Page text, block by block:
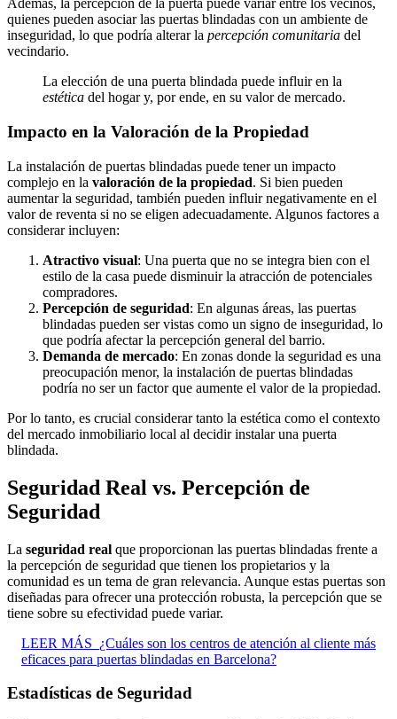
Además, la percepción de la puerta puede variar entre los vecinos,
quienes pueden asociar las puertas blindadas con un ambiente de
inseguridad, lo que podría alterar la percepción comunitaria del
vecindario.
La elección de una puerta blindada puede influir en la
estética del hogar y, por ende, en su valor de mercado.
Impacto en la Valoración de la Propiedad
La instalación de puertas blindadas puede tener un impacto
complejo en la valoración de la propiedad. Si bien pueden
aumentar la seguridad, también pueden influir negativamente en el
valor de reventa si no se eligen adecuadamente. Algunos factores a
considerar incluyen:
Atractivo visual: Una puerta que no se integra bien con el
estilo de la casa puede disminuir la atracción de potenciales
compradores.
Percepción de seguridad: En algunas áreas, las puertas
blindadas pueden ser vistas como un signo de inseguridad, lo
que podría afectar la percepción general del barrio.
Demanda de mercado: En zonas donde la seguridad es una
preocupación menor, la instalación de puertas blindadas
podría no ser un factor que aumente el valor de la propiedad.
Por lo tanto, es crucial considerar tanto la estética como el contexto
del mercado inmobiliario local al decidir instalar una puerta
blindada.
Seguridad Real vs. Percepción de
Seguridad
La seguridad real que proporcionan las puertas blindadas frente a
la percepción de seguridad que tienen los propietarios y la
comunidad es un tema de gran relevancia. Aunque estas puertas son
diseñadas para ofrecer una protección robusta, la percepción que se
tiene sobre su efectividad puede variar.
LEER MÁS ¿Cuáles son los centros de atención al cliente más
eficaces para puertas blindadas en Barcelona?
Estadísticas de Seguridad